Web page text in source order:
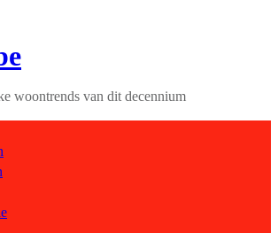
woontrends van dit decennium